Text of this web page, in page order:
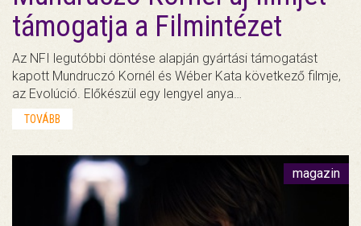
támogatja a Filmintézet
Az NFI legutóbbi döntése alapján gyártási támogatást
kapott Mundruczó Kornél és Wéber Kata következő filmje,
az Evolúció. Előkészül egy lengyel anya…
TOVÁBB
magazin